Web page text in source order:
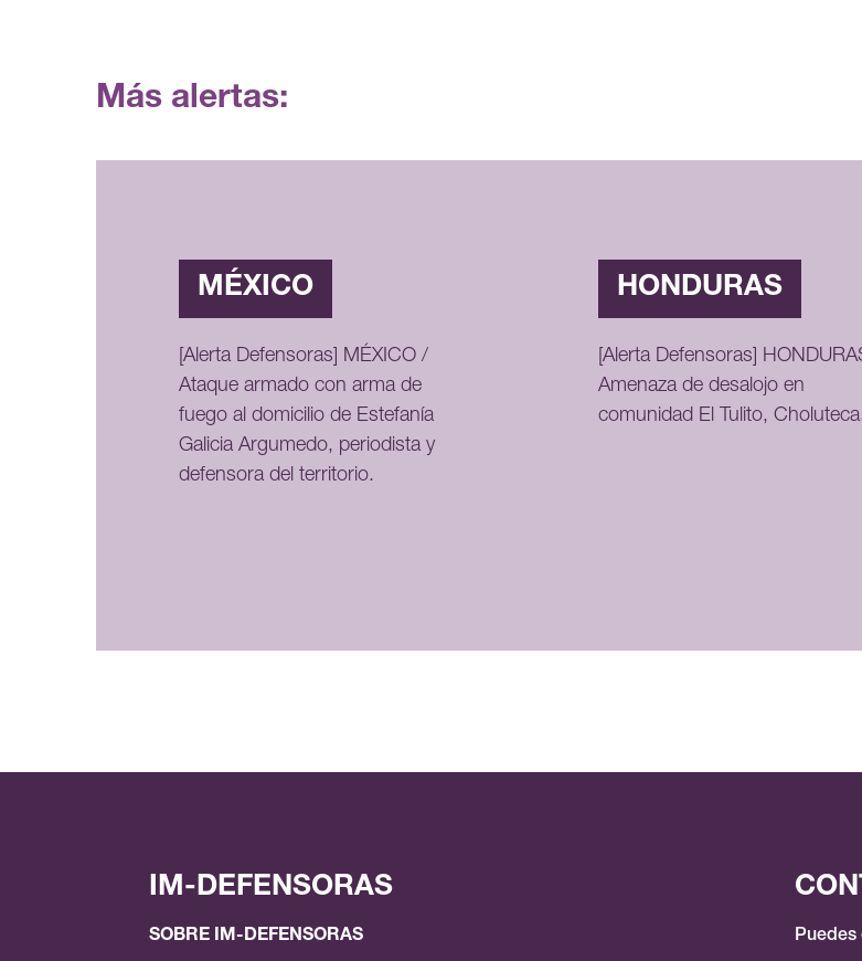
Más alertas:
MÉXICO
[Alerta Defensoras] MÉXICO /
Ataque armado con arma de
fuego al domicilio de Estefanía
Galicia Argumedo, periodista y
defensora del territorio.
HONDURAS
[Alerta Defensoras]
Amenaza de desalojo en
comunidad El Tulito,
IM-DEFENSORAS
SOBRE IM-DEFENSORAS Puedes